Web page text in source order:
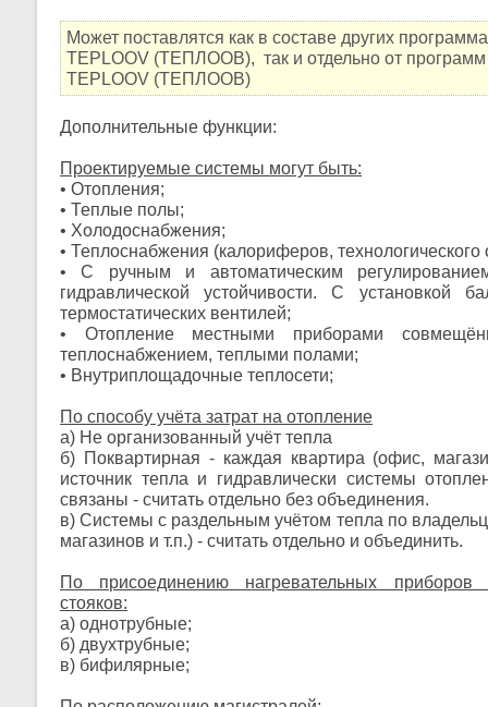
Может поставлятся как в составе других
TEPLOOV (ТЕПЛООВ), так и отдельно от программ
TEPLOOV (ТЕПЛООВ)
Дополнительные функции:
Проектируемые системы могут быть:
• Отопления;
• Теплые полы;
• Холодоснабжения;
• Теплоснабжения (калориферов, технологического
• С ручным и автоматическим
гидравлической устойчивости. С установкой
термостатических вентилей;
• Отопление местными приборами
теплоснабжением, теплыми полами;
• Внутриплощадочные теплосети;
По способу учёта затрат на отопление
а) Не организованный учёт тепла
б) Поквартирная - каждая квартира (офис,
источник тепла и гидравлически системы
связаны - считать отдельно без объединения.
в) Системы с раздельным учётом тепла по
магазинов и т.п.) - считать отдельно и объединить.
По присоединению нагревательных
стояков:
а) однотрубные;
б) двухтрубные;
в) бифилярные;